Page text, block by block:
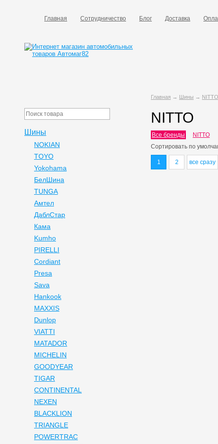
Главная Сотрудничество Блог Доставка
Главная → Шины → NITTO
NITTO
Все бренды
NITTO
Сортировать по
1 2 все сразу
Шины
NOKIAN
TOYO
Yokohama
БелШина
TUNGA
Амтел
ДаблСтар
Кама
Kumho
PIRELLI
Cordiant
Presa
Sava
Hankook
MAXXIS
Dunlop
VIATTI
MATADOR
MICHELIN
GOODYEAR
TIGAR
CONTINENTAL
NEXEN
BLACKLION
TRIANGLE
POWERTRAC